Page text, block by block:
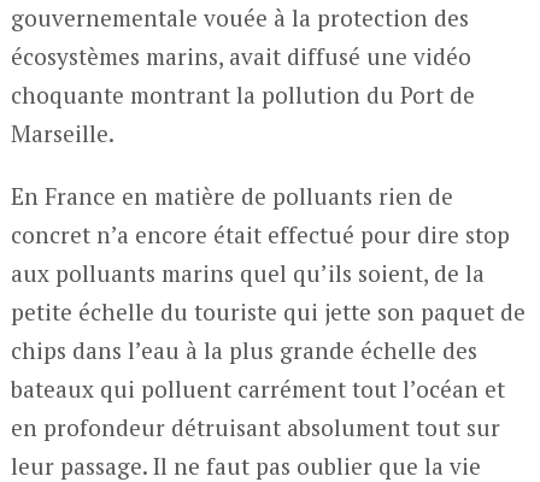
gouvernementale vouée à la protection des
écosystèmes marins, avait diffusé une vidéo
choquante montrant la pollution du Port de
Marseille.
En France en matière de polluants rien de
concret n’a encore était effectué pour dire stop
aux polluants marins quel qu’ils soient, de la
petite échelle du touriste qui jette son paquet de
chips dans l’eau à la plus grande échelle des
bateaux qui polluent carrément tout l’océan et
en profondeur détruisant absolument tout sur
leur passage. Il ne faut pas oublier que la vie